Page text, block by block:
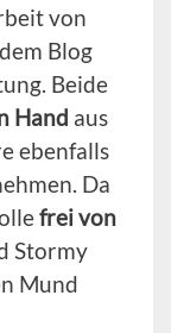
von
Blog
Beide
Hand aus
ebenfalls
Da
frei von
Stormy
Mund